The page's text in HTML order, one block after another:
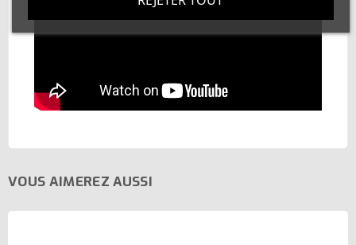
VOUS AIMEREZ AUSSI